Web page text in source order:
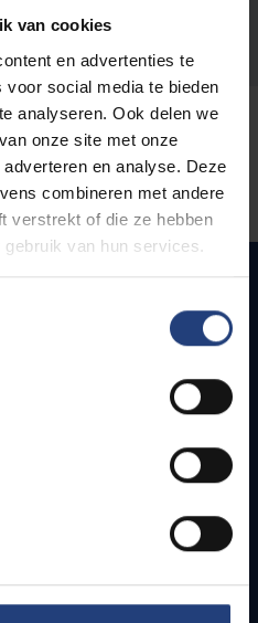
van cookies
en advertenties te
social media te bieden
analyseren. Ook delen we
onze site met onze
en analyse. Deze
combineren met andere
verstrekt of die ze hebben
van hun services.